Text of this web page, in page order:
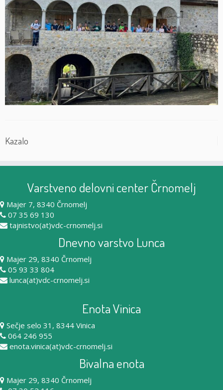
Kazalo
Varstveno delovni center Črnomelj
Majer 7, 8340 Črnomelj
07 35 69 130
tajnistvo(at)vdc-crnomelj.si
Dnevno varstvo Lunca
Majer 29, 8340 Črnomelj
05 93 33 804
lunca(at)vdc-crnomelj.si
Enota Vinica
Sečje selo 31, 8344 Vinica
064 246 955
enota.vinica(at)vdc-crnomelj.si
Bivalna enota
Majer 29, 8340 Črnomelj